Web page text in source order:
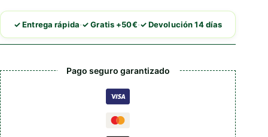
cantidad
✓ Entrega rápida·✓ Gratis +50€·✓ Devolución 14 días
Pago seguro garantizado